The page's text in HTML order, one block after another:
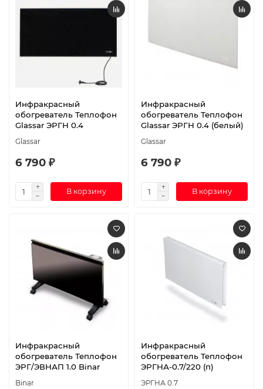
Инфракрасный
обогреватель Теплофон
Glassar ЭРГН 0.4
Glassar
6 790 ₽
В корзину
Инфракрасный
обогреватель Теплофон
Glassar ЭРГН 0.4 (белый)
Glassar
6 790 ₽
В корзину
Инфракрасный
обогреватель Теплофон
ЭРГ/ЭВНАП 1.0 Binar
Binar
Инфракрасный
обогреватель Теплофон
ЭРГНА-0.7/220 (п)
ЭРГНА 0.7